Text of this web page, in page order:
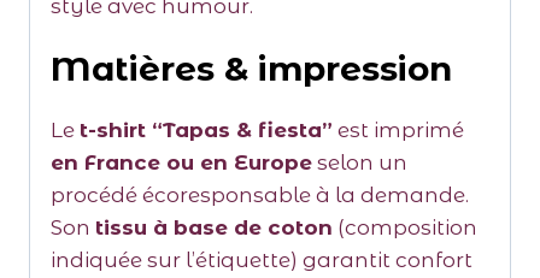
style avec humour.
Matières & impression
Le t-shirt “Tapas & fiesta” est imprimé
en France ou en Europe selon un
procédé écoresponsable à la demande.
Son tissu à base de coton (composition
indiquée sur l’étiquette) garantit confort